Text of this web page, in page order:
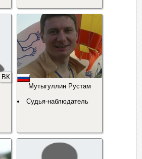
ВК
Мутыгуллин Рустам
Судья-наблюдатель